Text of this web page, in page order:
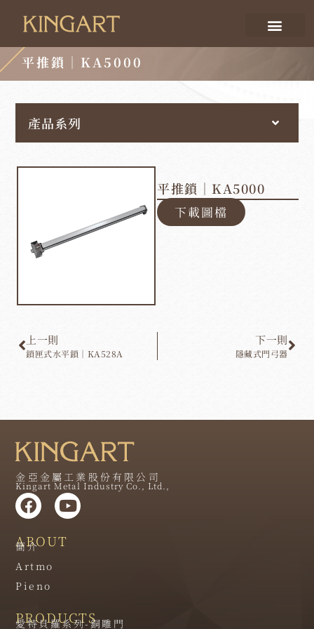
平推鎖｜KA5000
產品系列
平推鎖｜KA5000
下載圖檔
上一則
鎖匣式水平鎖｜KA528A
下一則
隱藏式門弓器
金亞金屬工業股份有限公司
Kingart Metal Industry Co., Ltd.,
ABOUT
簡介
Artmo
Pieno
PRODUCTS
愛特貝羅系列-銅雕門